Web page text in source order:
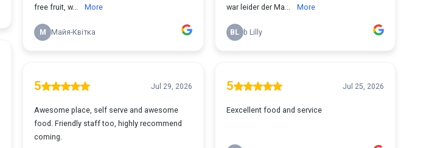
free fruit, w...
More
М Майя-Квітка
5 Jul 29, 2026
Awesome place, self serve and awesome
food. Friendly staff too, highly recommend
coming.
war leider der Ma...
More
BL b Lilly
5 Jul 25, 2026
Eexcellent food and service